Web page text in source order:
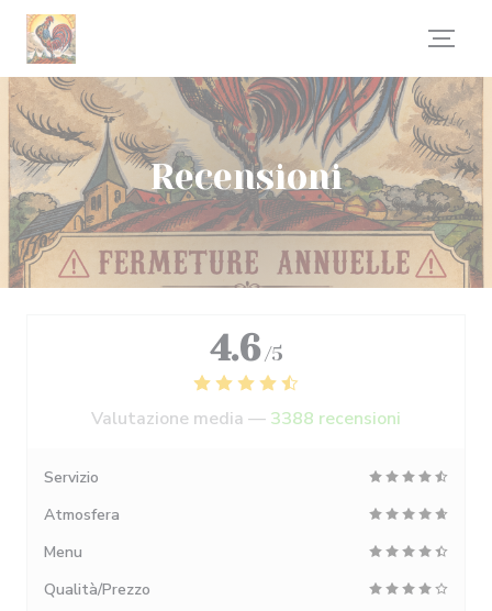
Personalizzazione delle tue scelte sui cookie
Recensioni
4.6 /5
Valutazione media — 3388 recensioni
Servizio
Atmosfera
Menu
Qualità/Prezzo